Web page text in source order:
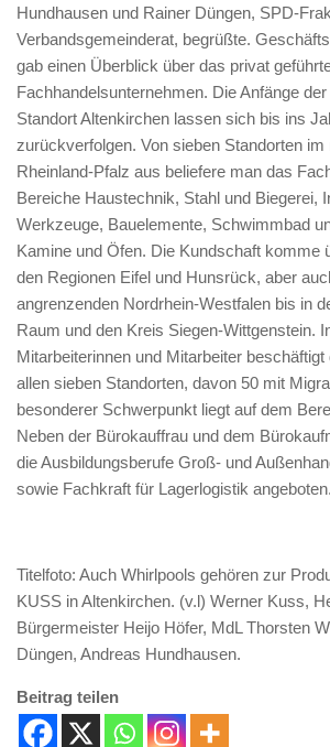
Hundhausen und Rainer Düngen, SPD-
Verbandsgemeinderat, begrüßte.
gab einen Überblick über das privat
Fachhandelsunternehmen. Die Anfänge
Standort Altenkirchen lassen sich bis ins
zurückverfolgen. Von sieben Standorten im
Rheinland-Pfalz aus beliefere man das
Bereiche Haustechnik, Stahl und Biegerei,
Werkzeuge, Bauelemente, Schwimmbad
Kamine und Öfen. Die Kundschaft komme
den Regionen Eifel und Hunsrück, aber
angrenzenden Nordrhein-Westfalen bis in
Raum und den Kreis Siegen-Wittgenstein.
Mitarbeiterinnen und Mitarbeiter
allen sieben Standorten, davon 50 mit
besonderer Schwerpunkt liegt auf dem
Neben der Bürokauffrau und dem
die Ausbildungsberufe Groß- und
sowie Fachkraft für Lagerlogistik angeboten.
Titelfoto: Auch Whirlpools gehören zur
KUSS in Altenkirchen. (v.l) Werner Kuss,
Bürgermeister Heijo Höfer, MdL Thorsten
Düngen, Andreas Hundhausen.
Beitrag teilen